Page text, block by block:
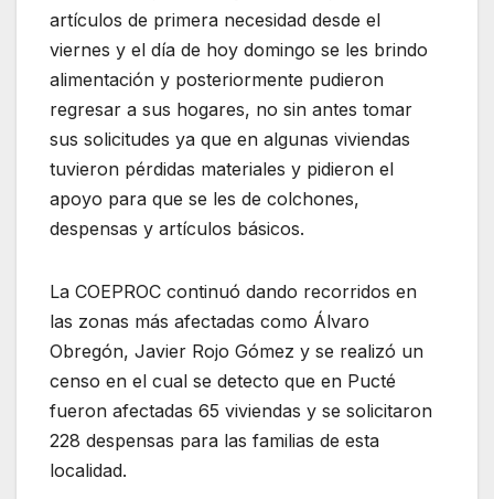
artículos de primera necesidad desde el
viernes y el día de hoy domingo se les brindo
alimentación y posteriormente pudieron
regresar a sus hogares, no sin antes tomar
sus solicitudes ya que en algunas viviendas
tuvieron pérdidas materiales y pidieron el
apoyo para que se les de colchones,
despensas y artículos básicos.
La COEPROC continuó dando recorridos en
las zonas más afectadas como Álvaro
Obregón, Javier Rojo Gómez y se realizó un
censo en el cual se detecto que en Pucté
fueron afectadas 65 viviendas y se solicitaron
228 despensas para las familias de esta
localidad.